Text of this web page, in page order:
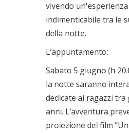
vivendo un'esperienza
indimenticabile tra le
della notte.
L’appuntamento:
Sabato 5 giugno (h
la notte saranno
dedicate ai ragazzi tra
anni. L’avventura
proiezione del film